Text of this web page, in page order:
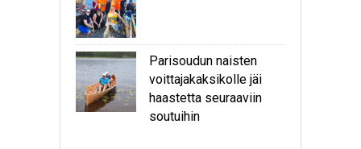
Parisoudun naisten
voittajakaksikolle jäi
haastetta seuraaviin
soutuihin